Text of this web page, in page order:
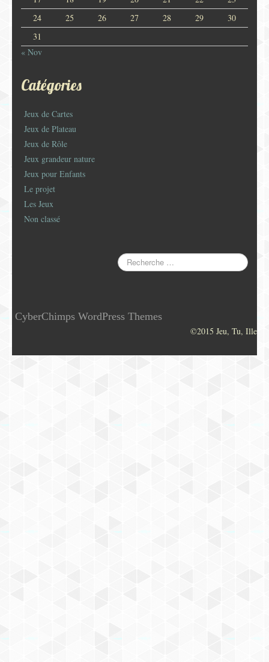
24
25 26 27 28 29
30
31
« Nov
Catégories
Jeux de Cartes
Jeux de Plateau
Jeux de Rôle
Jeux grandeur nature
Jeux pour Enfants
Le projet
Les Jeux
Non classé
CyberChimps WordPress Themes
©2015 Jeu, Tu, Ille